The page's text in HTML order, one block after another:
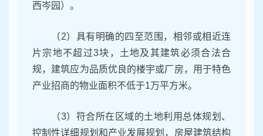
西岑园）。
（2）具有明确的四至范围，相邻或相近连
片宗地不超过3块，土地及其建筑必须合法合
规，建筑应为品质优良的楼宇或厂房，用于特色
产业招商的物业面积不低于1万平方米。
（3）符合所在区域的土地利用总体规划、
控制性详细规划和产业发展规划，房屋建筑结构